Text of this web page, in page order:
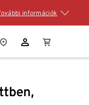
információk